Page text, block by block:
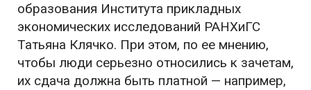
образования Института прикладных
экономических исследований РАНХиГС
Татьяна Клячко. При этом, по ее мнению,
чтобы люди серьезно относились к зачетам,
их сдача должна быть платной — например,